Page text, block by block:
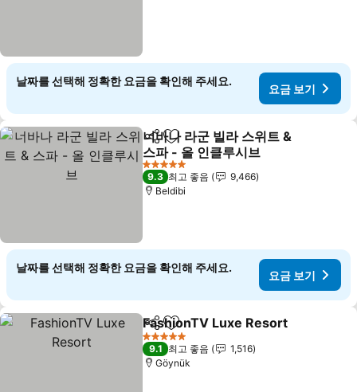
날짜를 선택해 정확한 요금을 확인해 주세요.
요금 보기
공유 즐겨찾기에 추가
너바나 라군 빌라 스위트 &
스파 - 올 인클루시브
5 성급
9.3 최고 좋음
9,466
Beldibi
날짜를 선택해 정확한 요금을 확인해 주세요.
요금 보기
공유 즐겨찾기에 추가
FashionTV Luxe Resort
5 성급
9.1 최고 좋음
1,516
Göynük